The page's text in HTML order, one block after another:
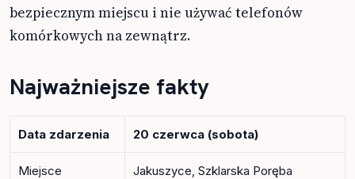
bezpiecznym miejscu i nie używać telefonów
komórkowych na zewnątrz.
Najważniejsze fakty
Data zdarzenia 20 czerwca (sobota)
Miejsce Jakuszyce, Szklarska Poręba